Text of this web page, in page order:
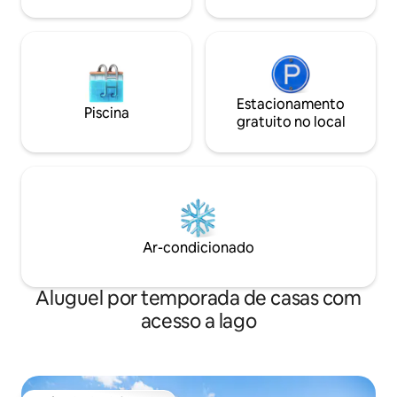
Piscina
Estacionamento
gratuito no local
Ar-condicionado
Aluguel por temporada de casas com
acesso a lago